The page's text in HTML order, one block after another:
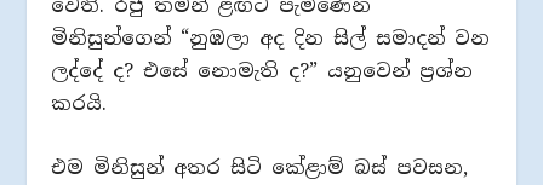
වෙති. රජු තමන් ළඟට පැමිණෙන
මිනිසුන්ගෙන් “නුඹලා අද දින සිල් සමාදන් වන
ලද්දේ ද? එසේ නොමැති ද?” යනුවෙන් ප්‍රශ්න
කරයි.
එම මිනිසුන් අතර සිටි කේළාම් බස් පවසන,